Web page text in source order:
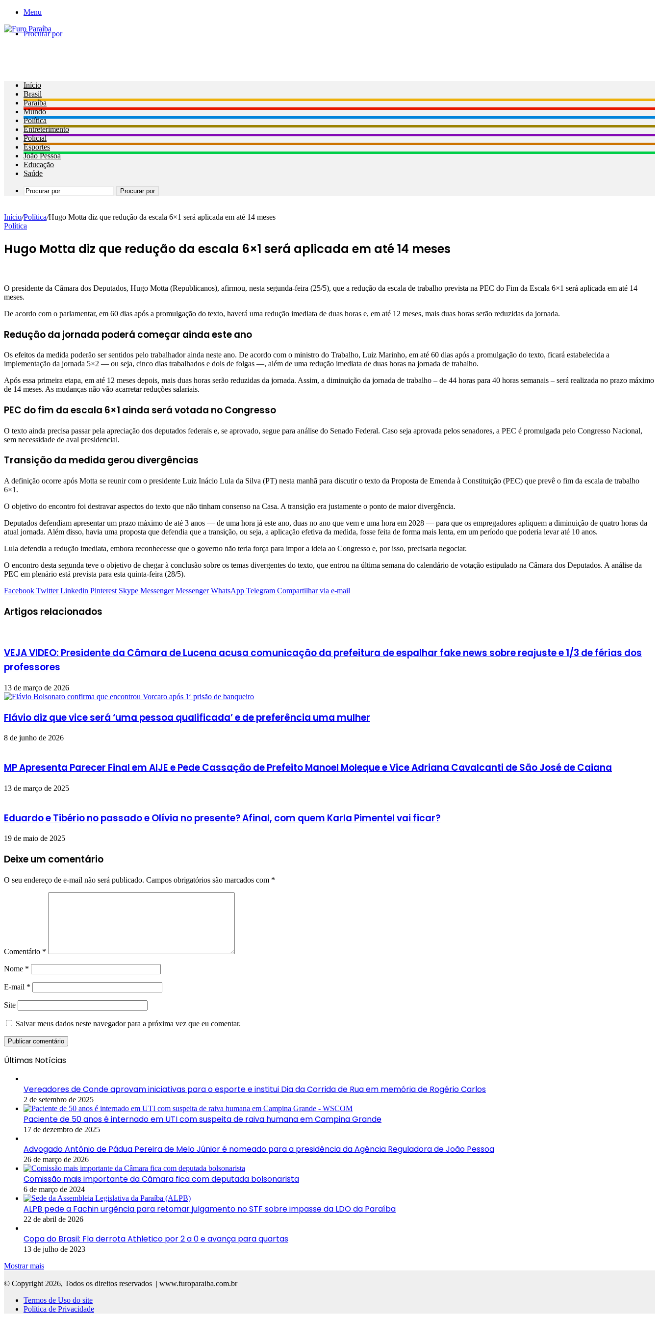
Menu
Procurar por
Início
Brasil
Paraíba
Mundo
Política
Entreterimento
Policial
Esportes
João Pessoa
Educação
Saúde
Procurar por
Início/Política/Hugo Motta diz que redução da escala 6×1 será aplicada em até 14 meses
Política
Hugo Motta diz que redução da escala 6×1 será aplicada em até 14 meses
O presidente da Câmara dos Deputados, Hugo Motta (Republicanos), afirmou, nesta segunda-feira (25/5), que a redução da escala de trabalho prevista na PEC do Fim da Escala 6×1 será aplicada em até 14
meses.
De acordo com o parlamentar, em 60 dias após a promulgação do texto, haverá uma redução imediata de duas horas e, em até 12 meses, mais duas horas serão reduzidas da jornada.
Redução da jornada poderá começar ainda este ano
Os efeitos da medida poderão ser sentidos pelo trabalhador ainda neste ano. De acordo com o ministro do Trabalho, Luiz Marinho, em até 60 dias após a promulgação do texto, ficará estabelecida a
implementação da jornada 5×2 — ou seja, cinco dias trabalhados e dois de folgas —, além de uma redução imediata de duas horas na jornada de trabalho.
Após essa primeira etapa, em até 12 meses depois, mais duas horas serão reduzidas da jornada. Assim, a diminuição da jornada de trabalho – de 44 horas para 40 horas semanais – será realizada no prazo máximo
de 14 meses. As mudanças não vão acarretar reduções salariais.
PEC do fim da escala 6×1 ainda será votada no Congresso
O texto ainda precisa passar pela apreciação dos deputados federais e, se aprovado, segue para análise do Senado Federal. Caso seja aprovada pelos senadores, a PEC é promulgada pelo Congresso Nacional,
sem necessidade de aval presidencial.
Transição da medida gerou divergências
A definição ocorre após Motta se reunir com o presidente Luiz Inácio Lula da Silva (PT) nesta manhã para discutir o texto da Proposta de Emenda à Constituição (PEC) que prevê o fim da escala de trabalho
6×1.
O objetivo do encontro foi destravar aspectos do texto que não tinham consenso na Casa. A transição era justamente o ponto de maior divergência.
Deputados defendiam apresentar um prazo máximo de até 3 anos — de uma hora já este ano, duas no ano que vem e uma hora em 2028 — para que os empregadores apliquem a diminuição de quatro horas da
atual jornada. Além disso, havia uma proposta que defendia que a transição, ou seja, a aplicação efetiva da medida, fosse feita de forma mais lenta, em um período que poderia levar até 10 anos.
Lula defendia a redução imediata, embora reconhecesse que o governo não teria força para impor a ideia ao Congresso e, por isso, precisaria negociar.
O encontro desta segunda teve o objetivo de chegar à conclusão sobre os temas divergentes do texto, que entrou na última semana do calendário de votação estipulado na Câmara dos Deputados. A análise da
PEC em plenário está prevista para esta quinta-feira (28/5).
Facebook Twitter Linkedin Pinterest Skype Messenger Messenger WhatsApp Telegram Compartilhar via e-mail
Artigos relacionados
VEJA VIDEO: Presidente da Câmara de Lucena acusa comunicação da prefeitura de espalhar fake news sobre reajuste e 1/3 de férias dos
professores
13 de março de 2026
Flávio diz que vice será ‘uma pessoa qualificada’ e de preferência uma mulher
8 de junho de 2026
MP Apresenta Parecer Final em AIJE e Pede Cassação de Prefeito Manoel Moleque e Vice Adriana Cavalcanti de São José de Caiana
13 de março de 2025
Eduardo e Tibério no passado e Olívia no presente? Afinal, com quem Karla Pimentel vai ficar?
19 de maio de 2025
Deixe um comentário
O seu endereço de e-mail não será publicado. Campos obrigatórios são marcados com *
Comentário *
Nome *
E-mail *
Site
Salvar meus dados neste navegador para a próxima vez que eu comentar.
Últimas Notícias
Vereadores de Conde aprovam iniciativas para o esporte e institui Dia da Corrida de Rua em memória de Rogério Carlos
2 de setembro de 2025
Paciente de 50 anos é internado em UTI com suspeita de raiva humana em Campina Grande
17 de dezembro de 2025
Advogado Antônio de Pádua Pereira de Melo Júnior é nomeado para a presidência da Agência Reguladora de João Pessoa
26 de março de 2026
Comissão mais importante da Câmara fica com deputada bolsonarista
6 de março de 2024
ALPB pede a Fachin urgência para retomar julgamento no STF sobre impasse da LDO da Paraíba
22 de abril de 2026
Copa do Brasil: Fla derrota Athletico por 2 a 0 e avança para quartas
13 de julho de 2023
Mostrar mais
© Copyright 2026, Todos os direitos reservados | www.furoparaiba.com.br
Termos de Uso do site
Política de Privacidade